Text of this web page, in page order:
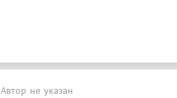
Автор не указан